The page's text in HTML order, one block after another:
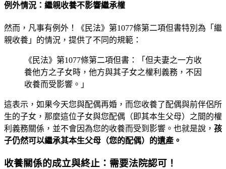
例外情況：繼親收養不影響繼承權
然而，凡事有例外！《民法》第1077條第二項但書特別為「繼
親收養」的情況，提供了不同的規範：
《民法》第1077條第二項但書：「但夫妻之一方收
養他方之子女時，他方與其子女之權利義務，不因
收養而受影響。」
這表示，如果今天您與配偶再婚，而您收養了配偶與前伴侶所
生的子女，那麼這位子女與您配偶（即其本生父母）之間的權
利義務關係，並不會因為您的收養而受到影響。也就是說， 孩
子仍然可以繼承其本生父母（您的配偶）的遺產。
收養關係的成立與終止：需要法院認可！